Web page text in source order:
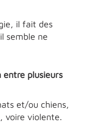
il fait des
semble ne
entre plusieurs
et/ou chiens,
voire violente.